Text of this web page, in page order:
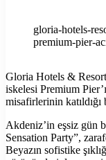
gloria-hotels-
premium-pier-
Gloria Hotels &
iskelesi Premium
misafirlerinin
Akdeniz’in eşsiz gün
Sensation Party”,
Beyazın sofistike